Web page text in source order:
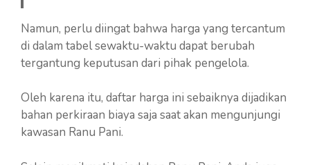
Namun, perlu diingat bahwa harga yang tercantum
di dalam tabel sewaktu-waktu dapat berubah
tergantung keputusan dari pihak pengelola.
Oleh karena itu, daftar harga ini sebaiknya dijadikan
bahan perkiraan biaya saja saat akan mengunjungi
kawasan Ranu Pani.